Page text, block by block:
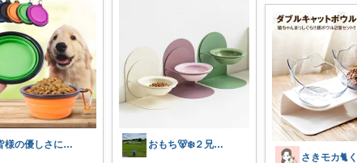
皆様の優しさに感謝です✨happyミルク おもち🐻‍❄️２兄妹ママ🤸‍♀️✨